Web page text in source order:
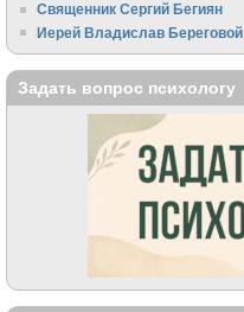
Священник Сергий Бегиян
Иерей Владислав Береговой
Задать вопрос психологу